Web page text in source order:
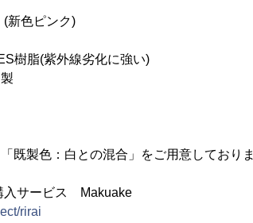
ピンク)
(紫外線劣化に強い)
既製色：白との混合」をご用意しており
入サービス Makuake
rirai